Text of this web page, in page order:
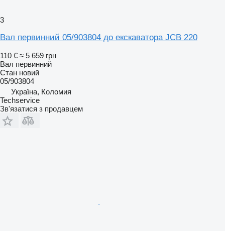
3
Вал первинний 05/903804 до екскаватора JCB 220
110 € ≈ 5 659 грн
Вал первинний
Стан новий
05/903804
Україна, Коломия
Techservice
Зв'язатися з продавцем